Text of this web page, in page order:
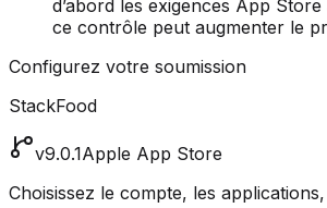
d’abord les exigences App
ce contrôle peut augmenter le
Configurez votre soumission
StackFood
v9.0.1Apple App Store
Choisissez le compte, les